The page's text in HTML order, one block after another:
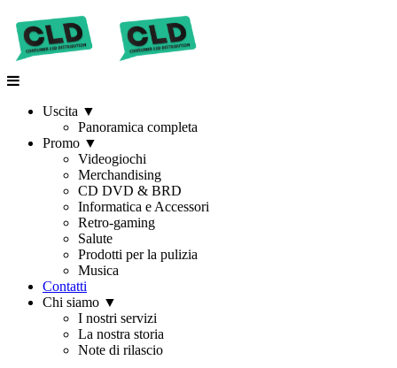
Uscita ▼
Panoramica completa
Promo ▼
Videogiochi
Merchandising
CD DVD & BRD
Informatica e Accessori
Retro-gaming
Salute
Prodotti per la pulizia
Musica
Contatti
Chi siamo ▼
I nostri servizi
La nostra storia
Note di rilascio